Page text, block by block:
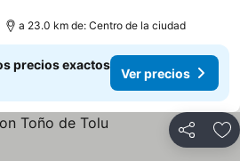
a 23.0 km de: Centro de la ciudad
precios exactos
Ver precios
Compartir